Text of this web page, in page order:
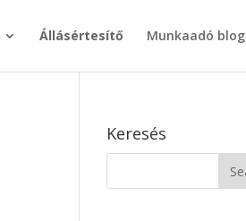
Állásértesítő Munkaadó blog
Keresés